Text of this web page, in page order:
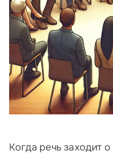
Когда речь заходит о